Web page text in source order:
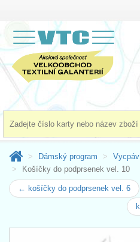
Dámský program
Košíčky do podprsenek vel. 10
← košíčky do podprsenek vel. 6